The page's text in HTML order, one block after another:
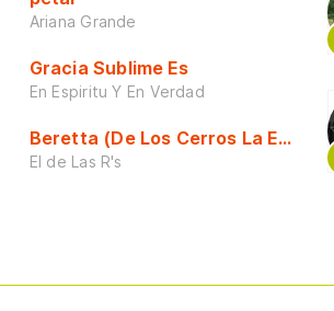
Ariana Grande
Gracia Sublime Es
En Espiritu Y En Verdad
Beretta (De Los Cerros La
El de Las R's